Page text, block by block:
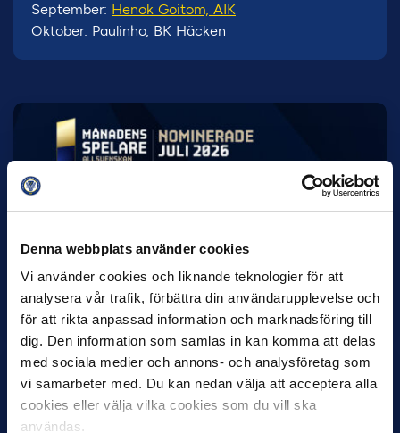
Denna webbplats använder cookies
Vi använder cookies och liknande teknologier för att
analysera vår trafik, förbättra din användarupplevelse och
för att rikta anpassad information och marknadsföring till
dig. Den information som samlas in kan komma att delas
med sociala medier och annons- och analysföretag som
vi samarbeter med. Du kan nedan välja att acceptera alla
cookies eller välja vilka cookies som du vill ska
användas.
September: Henok Goitom, AIK
Oktober: Paulinho, BK Häcken
7 AUGUSTI
juli
IK Sirius fortsätter att sätta tonen i Allsvenskan med sin
överlägsna serieledning. Det avspeglas även i nomineringarna